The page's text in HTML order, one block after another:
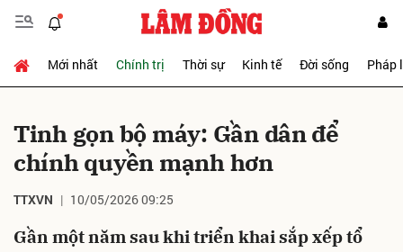
Mới nhất Chính trị Thời sự Kinh tế Đời sống Pháp
Tinh gọn bộ máy: Gần dân để
chính quyền mạnh hơn
TTXVN 10/05/2026 09:25
Gần một năm sau khi triển khai sắp xếp tổ
Gửi bình luận